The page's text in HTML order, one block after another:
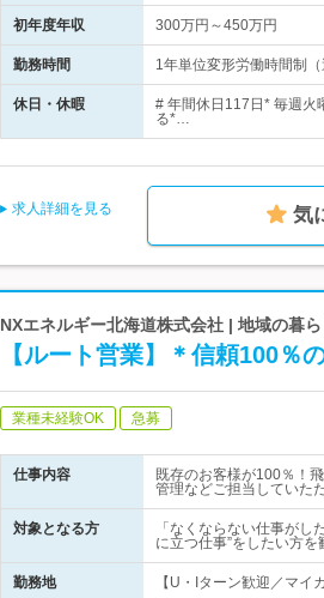
初年度年収 300万円～450万円
勤務時間 1年単位変形労働時間制
休日・休暇
# 年間休日117日* 毎週火
る*…
求人詳細を見る 気
NXエネルギー北海道株式会社 | 地域の暮
【ルート営業】＊信頼100％
業種未経験OK 急募
仕事内容
既存のお客様が100％！
管理などご担当していた
対象となる方
「なくならない仕事が
に立つ仕事”をしたい方
勤務地
【U・Iターン歓迎／マ